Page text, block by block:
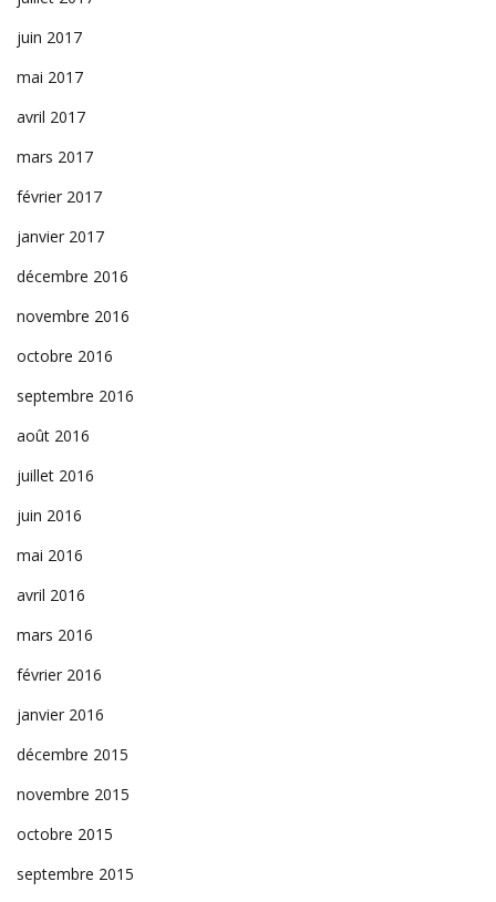
juin 2017
mai 2017
avril 2017
mars 2017
février 2017
janvier 2017
décembre 2016
novembre 2016
octobre 2016
septembre 2016
août 2016
juillet 2016
juin 2016
mai 2016
avril 2016
mars 2016
février 2016
janvier 2016
décembre 2015
novembre 2015
octobre 2015
septembre 2015